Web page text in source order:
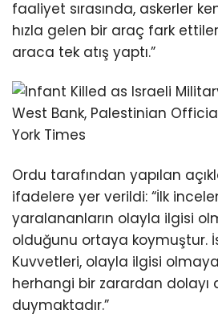
faaliyet sırasında, askerler
hızla gelen bir araç fark
araca tek atış yaptı.”
Ordu tarafından yapılan
ifadelere yer verildi: “İlk
yaralananların olayla ilgisi
olduğunu ortaya koymuştur.
Kuvvetleri, olayla ilgisi
herhangi bir zarardan dolayı
duymaktadır.”